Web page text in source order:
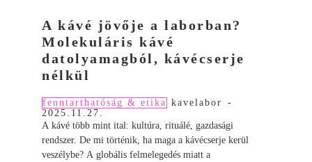
A kávé jövője a laborban?
Molekuláris kávé
datolyamagból, kávécserje
nélkül
fenntarthatóság & etika kavelabor
-
2025.11.27.
A kávé több mint ital: kultúra, rituálé, gazdasági
rendszer. De mi történik, ha maga a kávécserje kerül
veszélybe? A globális felmelegedés miatt a